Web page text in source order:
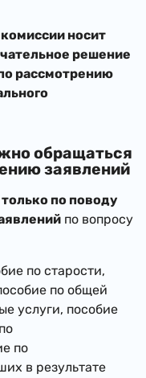
носит
решение
рассмотрению
обращаться
заявлений
только по поводу
по вопросу
по старости,
по общей
услуги, пособие
по
в результате